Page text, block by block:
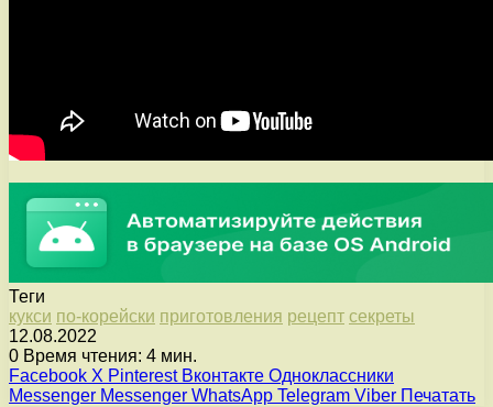
Теги
кукси по-корейски приготовления рецепт секреты
12.08.2022
0 Время чтения: 4 мин.
Facebook X Pinterest Вконтакте Одноклассники
Messenger Messenger WhatsApp Telegram Viber Печатать